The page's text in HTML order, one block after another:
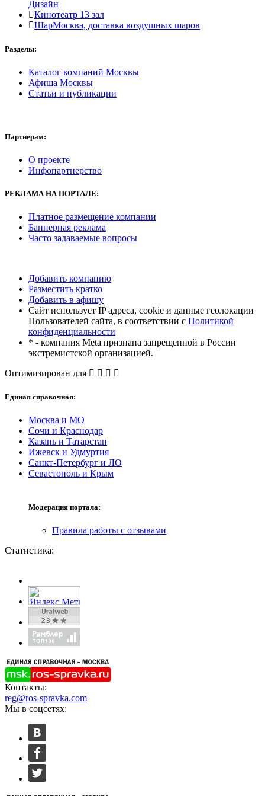
Дизайн
Кинотеатр 13 зал
ШарМосква, доставка воздушных шаров
Разделы:
Каталог компаний Москвы
Афиша Москвы
Статьи и публикации
Партнерам:
О проекте
Инфопартнерство
РЕКЛАМАНА ПОРТАЛЕ:
Платное размещение компании
Баннерная реклама
Часто задаваемые вопросы
Добавить компанию
Разместить кратко
Добавить в афишу
Сайт использует IP адреса, cookie и данные геолокации
Пользователей сайта, в соответствии с Политикой
конфиденциальности
* - компания Meta признана запрещенной в России
экстремистской организацией.
Оптимизирован для
Единая справочная:
Москва и МО
Сочи и Краснодар
Казань и Татарстан
Ижевск и Удмуртия
Санкт-Петербург и ЛО
Севастополь и Крым
Модерация портала:
Правила работы с отзывами
Статистика:
Контакты:
reg@ros-spravka.com
Мы в соцсетях: